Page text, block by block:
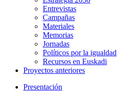
Entrevistas
Campañas
Materiales
Memorias
Jornadas
Políticos por la igualdad
Recursos en Euskadi
Proyectos anteriores
Presentación